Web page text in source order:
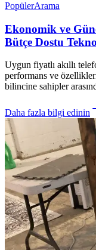
PopülerArama
Ekonomik ve
Bütçe Dostu
Uygun fiyatlı akıllı
performans ve
bilincine sahipler
Daha fazla bilgi edinin